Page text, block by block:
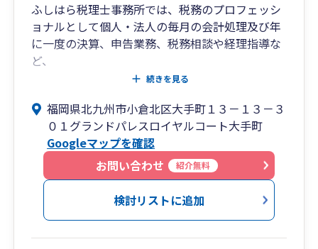
ふしはら税理士事務所では、税務のプロフェッシ
ョナルとして個人・法人の毎月の会計処理及び年
に一度の決算、申告業務、税務相談や経理指導な
ど、
幅広くお客様のご希望に対応しております。
経営戦略を始め、令和5年10月より開始したイン
ボイスなど、経営者の皆様は悩み事も多いことで
しょう。
私たちは少しでもその負担を軽減し、企業の成長
をお手伝いできればと考え、税理士2名・計8名の
スタッフで日々お客様に寄り添った業務を行って
います。
続きを見る
福岡県北九州市小倉北区大手町１３－１３－３
０１グランドパレスロイヤルコート大手町
Googleマップを確認
お問い合わせ
紹介無料
検討リストに追加